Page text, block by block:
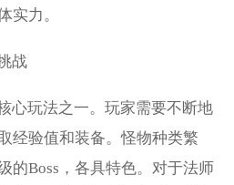
实力。
战
心玩法之一。玩家需要不断地
经验值和装备。怪物种类繁
的Boss，各具特色。对于法师